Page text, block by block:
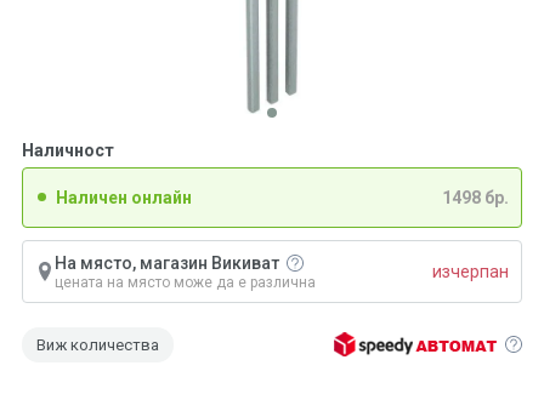
Наличност
Наличен онлайн 1498 бр.
На място, магазин Викиват
цената на място може да е различна
изчерпан
Виж количества